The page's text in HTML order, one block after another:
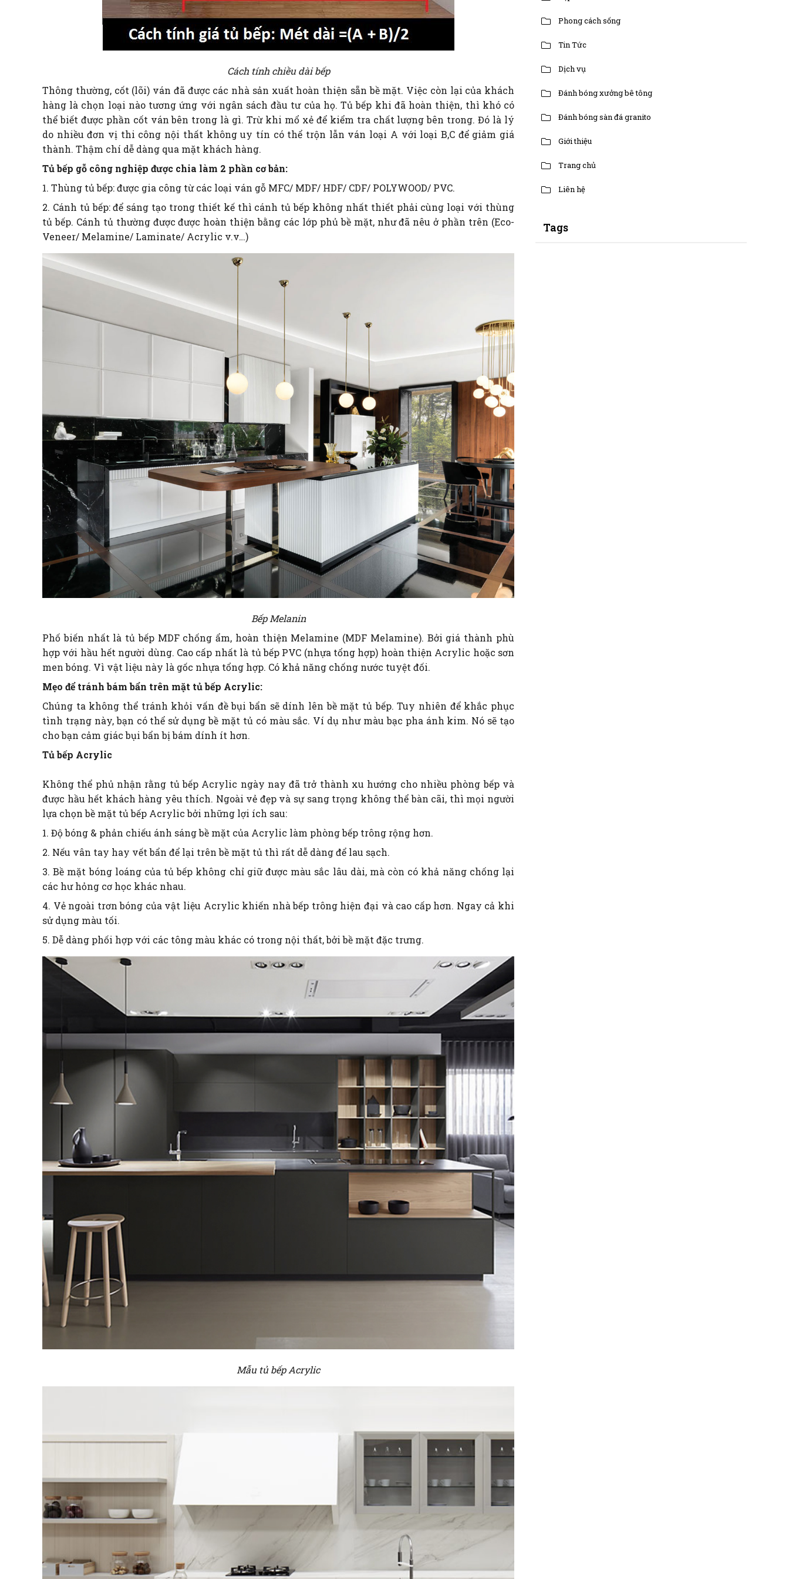
Cách tính chiều dài bếp
Thông thường, cốt (lõi) ván đã được các nhà sản xuất hoàn thiện sẵn bề mặt. Việc còn lại của khách
hàng là chọn loại nào tương ứng với ngân sách đầu tư của họ. Tủ bếp khi đã hoàn thiện, thì khó có
thể biết được phần cốt ván bên trong là gì. Trừ khi mổ xẻ để kiểm tra chất lượng bên trong. Đó là lý
do nhiều đơn vị thi công nội thất không uy tín có thể trộn lẫn ván loại A với loại B,C để giảm giá
thành. Thậm chí dễ dàng qua mặt khách hàng.
Tủ bếp gỗ công nghiệp được chia làm 2 phần cơ bản:
1. Thùng tủ bếp: được gia công từ các loại ván gỗ MFC/ MDF/ HDF/ CDF/ POLYWOOD/ PVC.
2. Cánh tủ bếp: để sáng tạo trong thiết kế thì cánh tủ bếp không nhất thiết phải cùng loại với thùng
tủ bếp. Cánh tủ thường được được hoàn thiện bằng các lớp phủ bề mặt, như đã nêu ở phần trên (Eco-
Veneer/ Melamine/ Laminate/ Acrylic v.v…)
Bếp Melanin
Phố biến nhất là tủ bếp MDF chống ẩm, hoàn thiện Melamine (MDF Melamine). Bởi giá thành phù
hợp với hầu hết người dùng. Cao cấp nhất là tủ bếp PVC (nhựa tổng hợp) hoàn thiện Acrylic hoặc sơn
men bóng. Vì vật liệu này là gốc nhựa tổng hợp. Có khả năng chống nước tuyệt đối.
Mẹo để tránh bám bẩn trên mặt tủ bếp Acrylic:
Chúng ta không thể tránh khỏi vấn đề bụi bẩn sẽ dính lên bề mặt tủ bếp. Tuy nhiên để khắc phục
tình trạng này, bạn có thể sử dụng bề mặt tủ có màu sắc. Ví dụ như màu bạc pha ánh kim. Nó sẽ tạo
cho bạn cảm giác bụi bẩn bị bám dính ít hơn.
Tủ bếp Acrylic
Không thể phủ nhận rằng tủ bếp Acrylic ngày nay đã trở thành xu hướng cho nhiều phòng bếp và
được hầu hết khách hàng yêu thích. Ngoài vẻ đẹp và sự sang trọng không thể bàn cãi, thì mọi người
lựa chọn bề mặt tủ bếp Acrylic bởi những lợi ích sau:
1. Độ bóng & phản chiếu ánh sáng bề mặt của Acrylic làm phòng bếp trông rộng hơn.
2. Nếu vân tay hay vết bẩn để lại trên bề mặt tủ thì rất dễ dàng để lau sạch.
3. Bề mặt bóng loáng của tủ bếp không chỉ giữ được màu sắc lâu dài, mà còn có khả năng chống lại
các hư hỏng cơ học khác nhau.
4. Vẻ ngoài trơn bóng của vật liệu Acrylic khiến nhà bếp trông hiện đại và cao cấp hơn. Ngay cả khi
sử dụng màu tối.
5. Dễ dàng phối hợp với các tông màu khác có trong nội thất, bởi bề mặt đặc trưng.
Mẫu tủ bếp Acrylic
Phong cách sống
Tin Tức
Dịch vụ
Đánh bóng xưởng bê tông
Đánh bóng sàn đá granito
Giới thiệu
Trang chủ
Liên hệ
Tags